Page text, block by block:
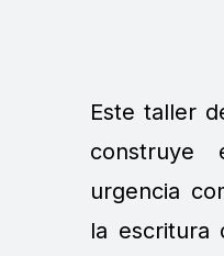
Este taller
urgencia
la escritura